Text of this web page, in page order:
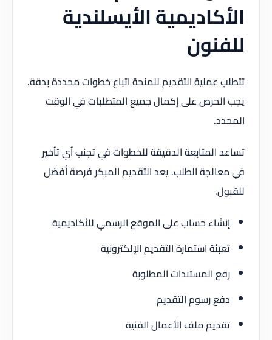
الأكاديمية الأيسلندية
للفنون
تتطلب عملية التقديم للمنحة اتباع خطوات محددة بدقة.
يجب الحرص على إكمال جميع المتطلبات في الوقت
المحدد.
تساعد المتابعة الدقيقة للخطوات في تجنب أي تأخير
في معالجة الطلب. يعد التقديم المبكر فرصة أفضل
للقبول.
إنشاء حساب على الموقع الرسمي للأكاديمية
تعبئة استمارة التقديم الإلكترونية
رفع المستندات المطلوبة
دفع رسوم التقديم
تقديم ملف الأعمال الفنية